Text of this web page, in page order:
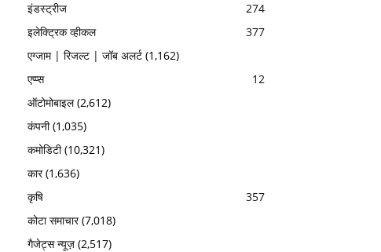
इंडस्ट्रीज
274
इलेक्ट्रिक व्हीकल
377
एग्जाम | रिजल्ट | जॉब अलर्ट (1,162)
एप्प्स
12
ऑटोमोबाइल(2,612)
कंपनी(1,035)
कमोडिटी(10,321)
कार(1,636)
कृषि
357
कोटा समाचार(7,018)
गैजेट्स न्यूज़ (2,517)